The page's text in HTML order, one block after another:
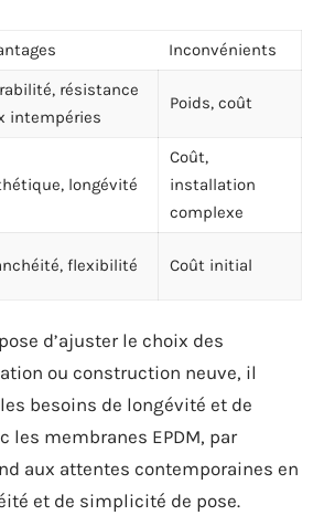
Inconvénients
résistance
intempéries
Poids, coût
longévité
Coût,
installation
complexe
flexibilité Coût initial
d’ajuster le choix des
ou construction neuve, il
besoins de longévité et de
les membranes EPDM, par
aux attentes contemporaines en
et de simplicité de pose.